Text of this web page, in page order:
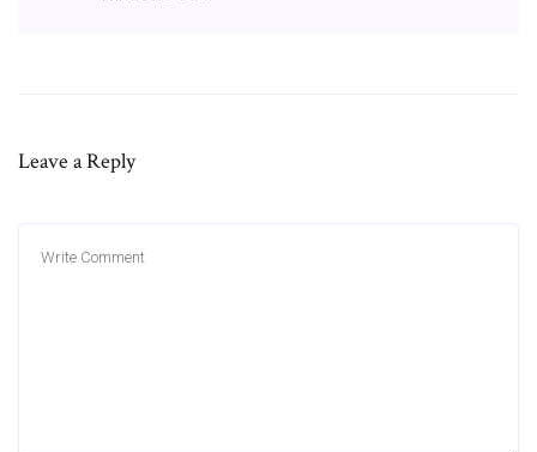
Leave a Reply